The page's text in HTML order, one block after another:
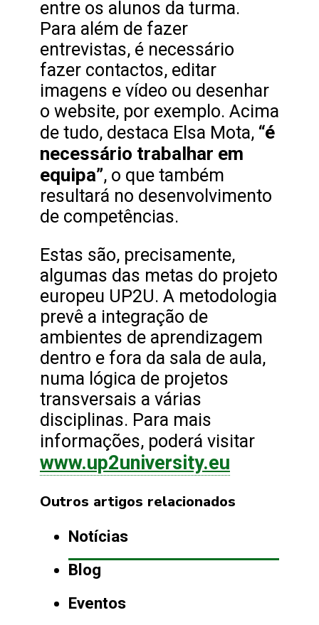
entre os alunos da turma.
Para além de fazer
entrevistas, é necessário
fazer contactos, editar
imagens e vídeo ou desenhar
o website, por exemplo. Acima
de tudo, destaca Elsa Mota, “é
necessário trabalhar em
equipa”, o que também
resultará no desenvolvimento
de competências.
Estas são, precisamente,
algumas das metas do projeto
europeu UP2U. A metodologia
prevê a integração de
ambientes de aprendizagem
dentro e fora da sala de aula,
numa lógica de projetos
transversais a várias
disciplinas. Para mais
informações, poderá visitar
www.up2university.eu
Outros artigos relacionados
Notícias
Blog
Eventos